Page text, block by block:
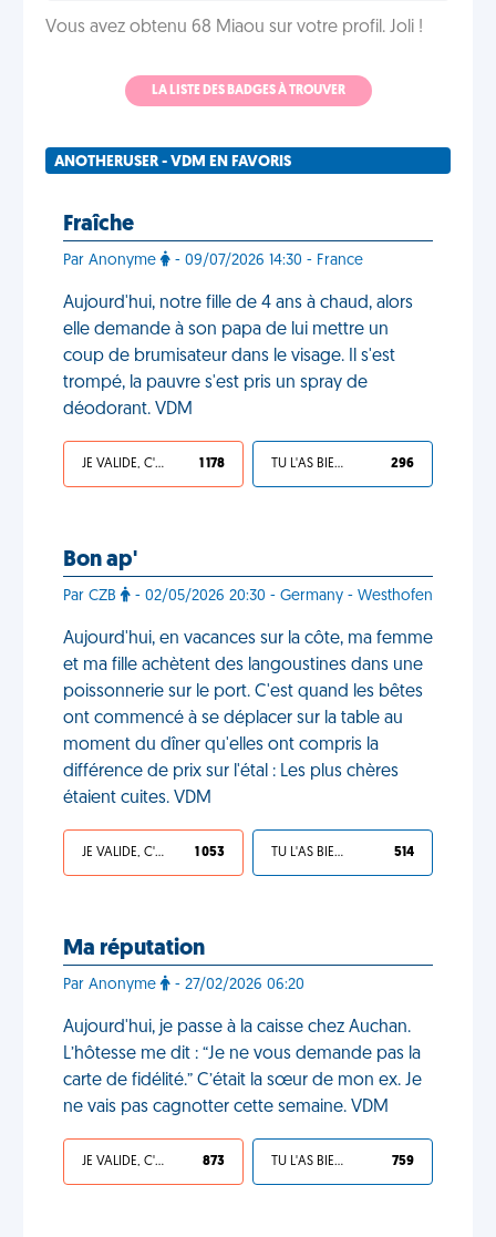
Vous avez obtenu 68 Miaou sur votre profil. Joli !
LA LISTE DES BADGES À TROUVER
ANOTHERUSER - VDM EN FAVORIS
Fraîche
Par Anonyme - 09/07/2026 14:30 - France
Aujourd'hui, notre fille de 4 ans à chaud, alors
elle demande à son papa de lui mettre un
coup de brumisateur dans le visage. Il s'est
trompé, la pauvre s'est pris un spray de
déodorant. VDM
JE VALIDE, C'EST UNE VDM 1 178 TU L'AS BIEN MÉRITÉ 296
Bon ap'
Par CZB - 02/05/2026 20:30 - Germany - Westhofen
Aujourd'hui, en vacances sur la côte, ma femme
et ma fille achètent des langoustines dans une
poissonnerie sur le port. C'est quand les bêtes
ont commencé à se déplacer sur la table au
moment du dîner qu'elles ont compris la
différence de prix sur l'étal : Les plus chères
étaient cuites. VDM
JE VALIDE, C'EST UNE VDM 1 053 TU L'AS BIEN MÉRITÉ 514
Ma réputation
Par Anonyme - 27/02/2026 06:20
Aujourd'hui, je passe à la caisse chez Auchan.
L’hôtesse me dit : “Je ne vous demande pas la
carte de fidélité.” C’était la sœur de mon ex. Je
ne vais pas cagnotter cette semaine. VDM
JE VALIDE, C'EST UNE VDM 873 TU L'AS BIEN MÉRITÉ 759